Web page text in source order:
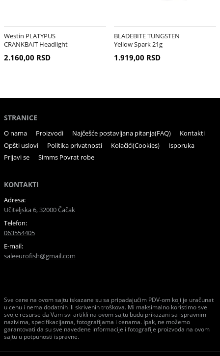
Westin PLATYPUS
CRANKBAIT Headlight
2.160,00 RSD
BLADEBITE TUNGSTEN
Yellow Spark 21g
1.919,00 RSD
STRANICE
O nama Proizvodi Najčešće postavljana pitanja(FAQ)
Kontakti
Opšti uslovi
Politika privatnosti Kolačići(Cookies)
Isporuka
Prijavi se
Simms Povrat robe
KONTAKTI
Adresa:
Učiteljska 6, 32000 Čačak
Telefon:
063554405
E-mail:
saleeurofish@gmail.com
Sve cene na ovom sajtu iskazane su sa pripadajućim PDV-om koji je uračunat
u cenu i nema dodatnih ili skrivenih troškova. Mi maksimalno koristimo sve
svoje resurse da Vam svi artikli na ovom sajtu budu prikazani sa ispravnim
nazivima, specifikacijama, fotografijama i cenama. Ipak, ne možemo
garantovati da su sve navedene informacije i fotografije proizvoda na ovom
sajtu u potpunosti ispravne.